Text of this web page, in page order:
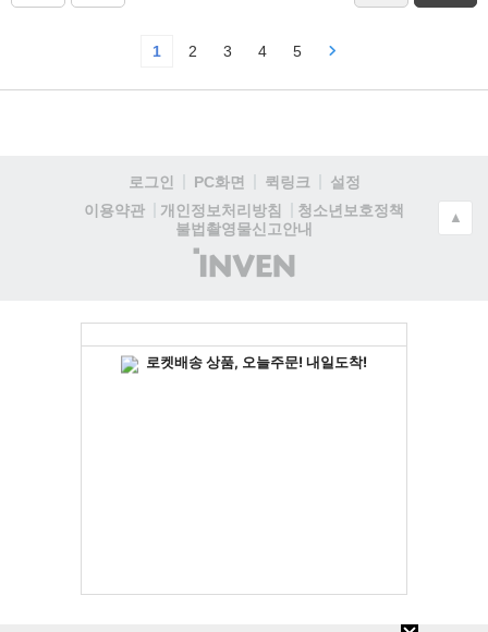
1 2 3 4 5
로그인 PC화면 퀵링크
설정
이용약관
개인정보처리방침
청소년보호정책
불법촬영물신고안내
(주)
인
▲